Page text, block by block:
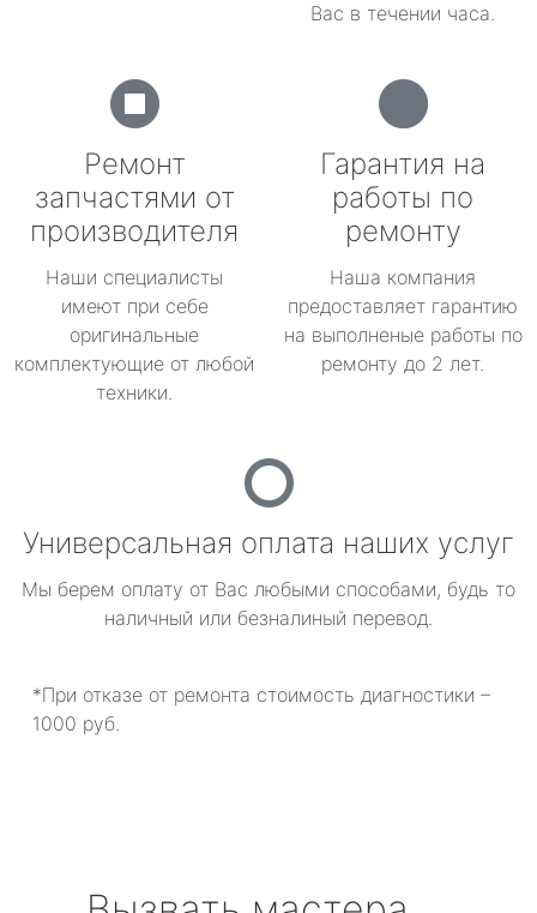
Вас в течении часа.
Ремонт
запчастями от
производителя
Наши специалисты
имеют при себе
оригинальные
комплектующие от любой
техники.
Гарантия на
работы по
ремонту
Наша компания
предоставляет гарантию
на выполненые работы по
ремонту до 2 лет.
Универсальная оплата наших услуг
Мы берем оплату от Вас любыми способами, будь то
наличный или безналиный перевод.
*При отказе от ремонта стоимость диагностики –
1000 руб.